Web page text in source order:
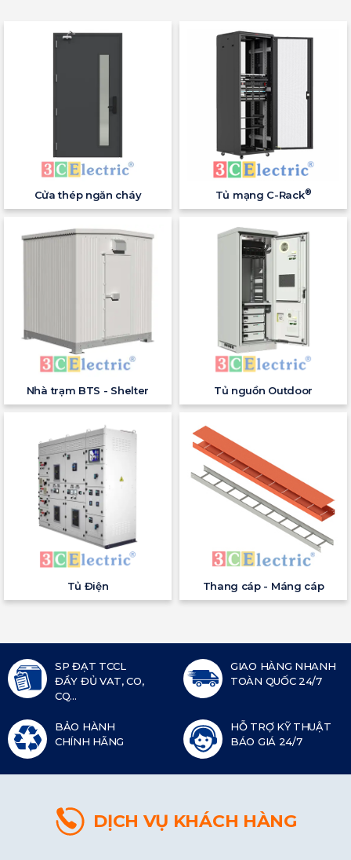
Cửa thép ngăn cháy Tủ mạng C-Rack®
Nhà trạm BTS - Shelter Tủ nguồn Outdoor
Tủ Điện Thang cáp - Máng cáp
SP ĐẠT TCCL
ĐẦY ĐỦ VAT, CO,
CQ...
GIAO HÀNG NHANH
TOÀN QUỐC 24/7
BẢO HÀNH
CHÍNH HÃNG
HỖ TRỢ KỸ THUẬT
BÁO GIÁ 24/7
DỊCH VỤ KHÁCH HÀNG